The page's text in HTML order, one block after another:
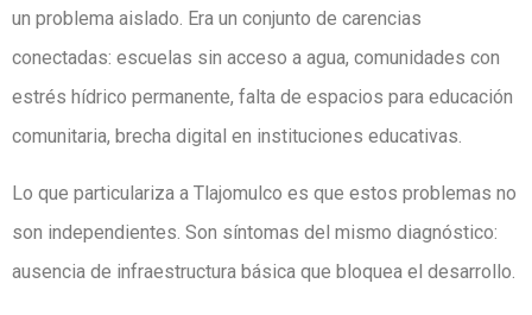
un problema aislado. Era un conjunto de carencias
conectadas: escuelas sin acceso a agua, comunidades con
estrés hídrico permanente, falta de espacios para educación
comunitaria, brecha digital en instituciones educativas.
Lo que particulariza a Tlajomulco es que estos problemas no
son independientes. Son síntomas del mismo diagnóstico:
ausencia de infraestructura básica que bloquea el desarrollo.